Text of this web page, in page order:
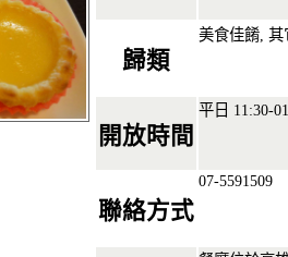
歸類
美食佳餚, 其
開放時間
平日 11:30-
聯絡方式
07-5591509